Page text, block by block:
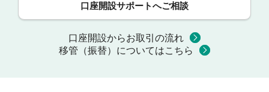
口座開設サポートへご相談
口座開設からお取引の流れ
移管（振替）についてはこちら